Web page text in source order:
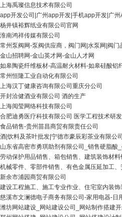
上海禹璨信息技术有限公司
app开发公司|广州app开发|手机app开发|广州
杨井镇裕辉纸业有限公司官网
淮南鸿祥传媒有限公司
常州泵阀网-泵阀供应商，阀门网|水泵网|阀门
金山招聘网-金山英才网-金山人才网
如皋陶瓷纤维板材-高温耐火材料-如皋硅酸铝
常州恒隆工业自动化有限公司
上海汉丁健康咨询有限公司重庆分公司
开封洽健酒业有限公司 酒的生产
上海阅莹网络科技有限公司
合肥迪勇医疗科技有限公司 医学工程技术研发
食品销售-贵州苗昌商贸有限责任公司
酒|饮料及茶叶批发|宁德市豪辰彩茶业有限公司
山东省高密市勇琪助剂有限公司_销售硬脂酸
劳动保护用品销售、箱包销售、建筑装饰材
机械零件、零部件销售、有色金属压延加工
新余市浦园商贸有限公司
建设工程施工、施工专业作业、住宅室内装
慈溪市文澜德电子商务有限公司-家用电器-日
潍坊网站建设_网站建设公司_网站制作搭建